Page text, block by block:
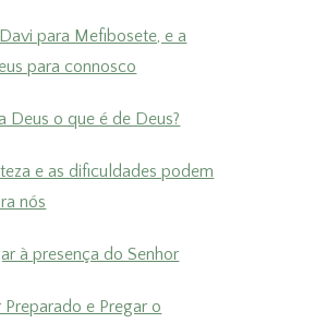
para Mefibosete, e a
para connosco
Deus o que é de Deus?
e as dificuldades podem
nós
à presença do Senhor
Preparado e Pregar o